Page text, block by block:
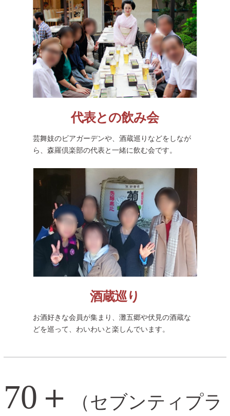
代表との飲み会
芸舞妓のビアガーデンや、酒蔵巡りなどをしなが
ら、森羅倶楽部の代表と一緒に飲む会です。
酒蔵巡り
お酒好きな会員が集まり、灘五郷や伏見の酒蔵な
どを巡って、わいわいと楽しんでいます。
70＋ （セブンティプラ